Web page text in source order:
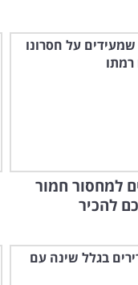
למחסור חמור
להכיר